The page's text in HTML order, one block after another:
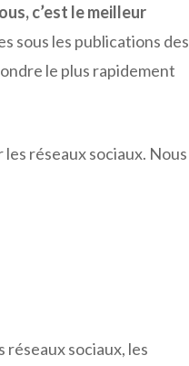
c’est le meilleur
sous les publications des
le plus rapidement
réseaux sociaux. Nous
réseaux sociaux, les